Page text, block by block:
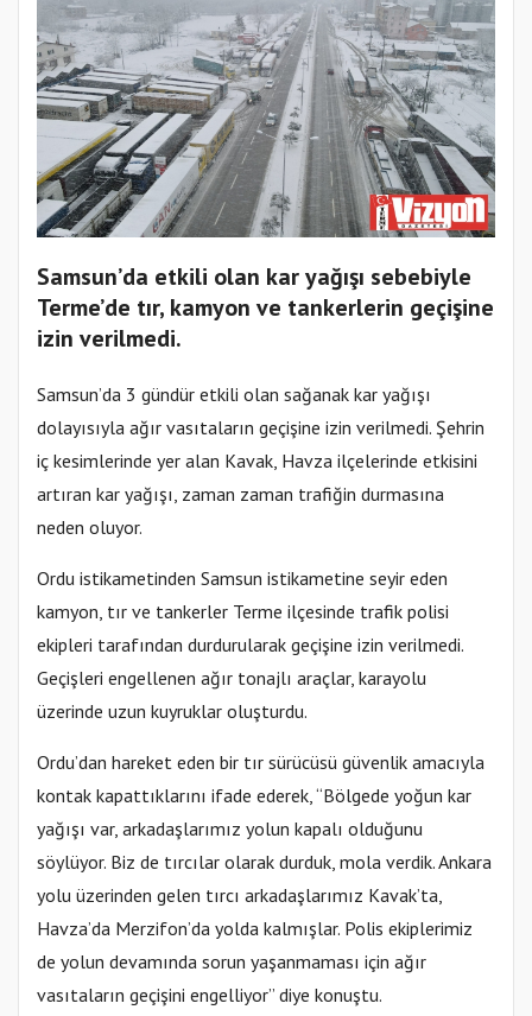
Samsun’da etkili olan kar yağışı sebebiyle
Terme’de tır, kamyon ve tankerlerin geçişine
izin verilmedi.
Samsun’da 3 gündür etkili olan sağanak kar yağışı
dolayısıyla ağır vasıtaların geçişine izin verilmedi. Şehrin
iç kesimlerinde yer alan Kavak, Havza ilçelerinde etkisini
artıran kar yağışı, zaman zaman trafiğin durmasına
neden oluyor.
Ordu istikametinden Samsun istikametine seyir eden
kamyon, tır ve tankerler Terme ilçesinde trafik polisi
ekipleri tarafından durdurularak geçişine izin verilmedi.
Geçişleri engellenen ağır tonajlı araçlar, karayolu
üzerinde uzun kuyruklar oluşturdu.
Ordu’dan hareket eden bir tır sürücüsü güvenlik amacıyla
kontak kapattıklarını ifade ederek, “Bölgede yoğun kar
yağışı var, arkadaşlarımız yolun kapalı olduğunu
söylüyor. Biz de tırcılar olarak durduk, mola verdik. Ankara
yolu üzerinden gelen tırcı arkadaşlarımız Kavak’ta,
Havza’da Merzifon’da yolda kalmışlar. Polis ekiplerimiz
de yolun devamında sorun yaşanmaması için ağır
vasıtaların geçişini engelliyor” diye konuştu.